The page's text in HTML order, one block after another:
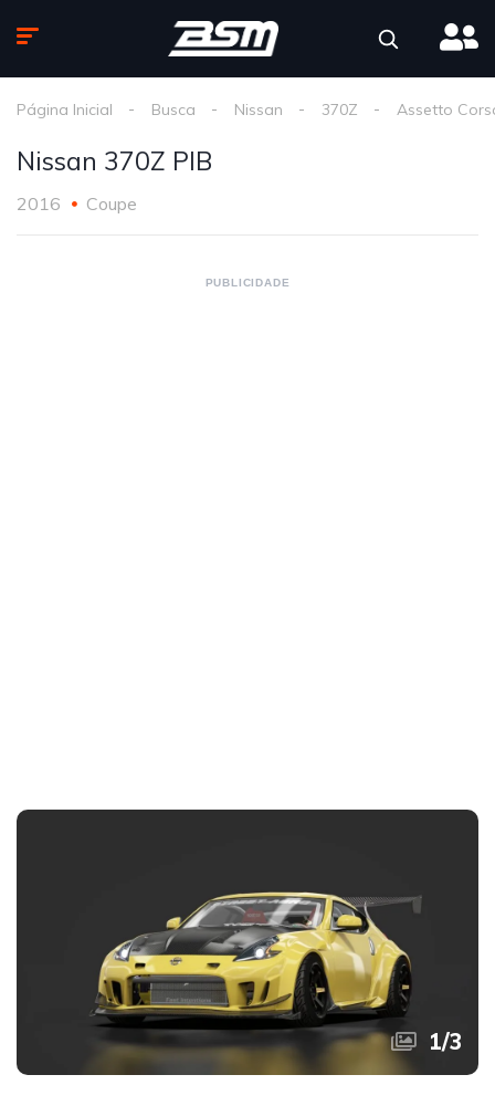
Página Inicial Busca Nissan 370Z Assetto
Nissan 370Z PIB
2016 Coupe
PUBLICIDADE
1/3